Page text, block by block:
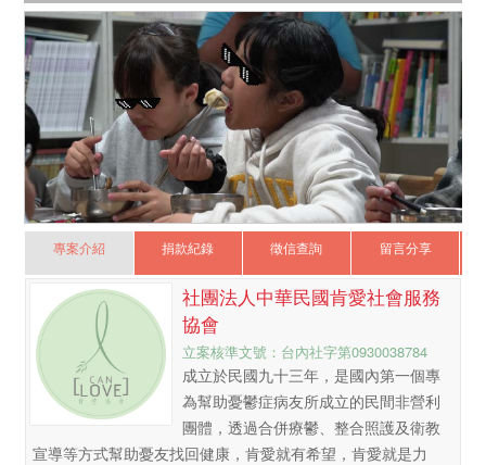
專案介紹 捐款紀錄 徵信查詢 留言分享
社團法人中華民國肯愛社會服務
協會
立案核準文號：台內社字第0930038784
成立於民國九十三年，是國內第一個專
為幫助憂鬱症病友所成立的民間非營利
團體，透過合併療鬱、整合照護及衛教
宣導等方式幫助憂友找回健康，肯愛就有希望，肯愛就是力